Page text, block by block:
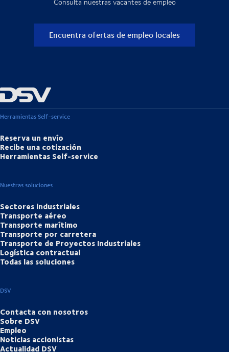
Encuentra ofertas de empleo locales
Herramientas Self-service
Reserva un envío
Recibe una cotización
Herramientas Self-service
Nuestras soluciones
Sectores industriales
Transporte aéreo
Transporte marítimo
Transporte por carretera
Transporte de Proyectos Industriales
Logística contractual
Todas las soluciones
DSV
Contacta con nosotros
Sobre DSV
Empleo
Noticias accionistas
Actualidad DSV